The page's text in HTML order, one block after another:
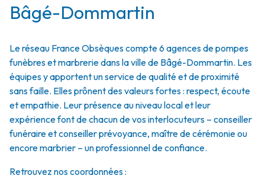
Bâgé-Dommartin
Le réseau France Obsèques compte 6 agences de pompes
funèbres et marbrerie dans la ville de Bâgé-Dommartin. Les
équipes y apportent un service de qualité et de proximité
sans faille. Elles prônent des valeurs fortes : respect, écoute
et empathie. Leur présence au niveau local et leur
expérience font de chacun de vos interlocuteurs – conseiller
funéraire et conseiller prévoyance, maître de cérémonie ou
encore marbrier – un professionnel de confiance.
Retrouvez nos coordonnées :